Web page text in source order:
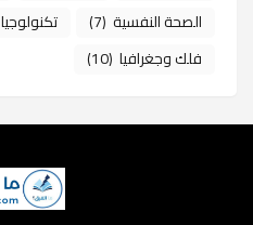
الصحة النفسية (7) تكنولوجيا
فلك وجغرافيا (10)